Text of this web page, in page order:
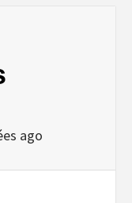
ago